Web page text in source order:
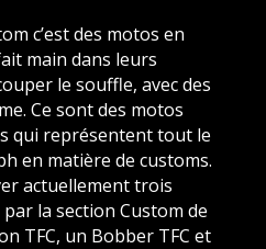
c’est des motos en
main dans leurs
le souffle, avec des
Ce sont des motos
qui représentent tout le
en matière de customs.
actuellement trois
la section Custom de
TFC, un Bobber TFC et